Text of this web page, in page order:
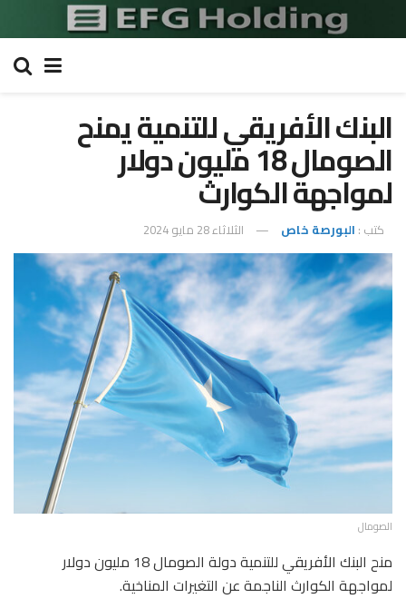
البنك الأفريقي للتنمية يمنح
الصومال 18 مليون دولار
لمواجهة الكوارث
كتب : البورصة خاص الثلاثاء 28 مايو 2024
الصومال
منح البنك الأفريقي للتنمية دولة الصومال 18 مليون دولار
لمواجهة الكوارث الناجمة عن التغيرات المناخية.